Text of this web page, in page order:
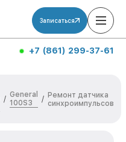
Записаться
+7 (861) 299-37-61
/
General
100S3
/ Ремонт датчика
синхроимпульсов